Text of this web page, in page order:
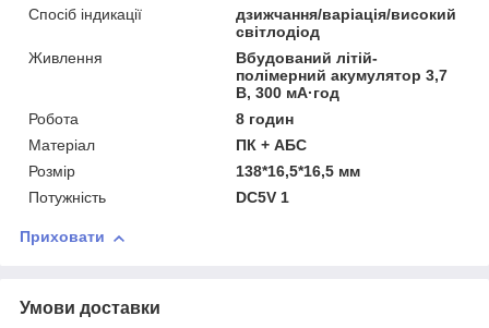
Спосіб індикації
дзижчання/варіація/високий
світлодіод
Живлення
Вбудований літій-
полімерний акумулятор 3,7
В, 300 мА·год
Робота
8 годин
Матеріал
ПК + АБС
Розмір
138*16,5*16,5 мм
Потужність
DC5V 1
Приховати
Умови доставки